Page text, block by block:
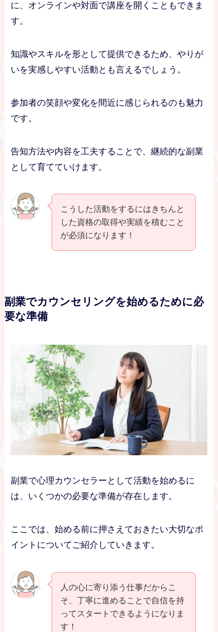
に、オンラインや対面で講座を開くこともできま
す。
知識やスキルを形として提供できるため、やりが
いを実感しやすい活動とも言えるでしょう。
参加者の笑顔や変化を間近に感じられるのも魅力
です。
告知方法や内容を工夫することで、継続的な副業
として育てていけます。
こうした活動をするにはきちんと
した資格の取得や実績を積むこと
が必須になります！
副業でカウンセリングを始めるために必
要な準備
副業で心理カウンセラーとして活動を始めるに
は、いくつかの必要な準備が存在します。
ここでは、始める前に押さえておきたい大切なポ
イントについてご紹介していきます。
人の心に寄り添う仕事だからこ
そ、丁寧に進めることで自信を持
ってスタートできるようになりま
す！